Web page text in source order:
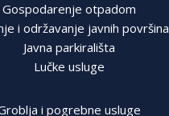
Gospodarenje otpadom
i održavanje javnih površina
Javna parkirališta
Lučke usluge
i pogrebne usluge